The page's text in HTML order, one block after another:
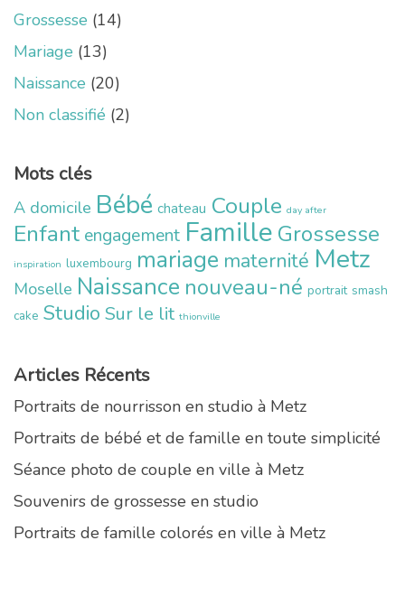
Grossesse (14)
Mariage (13)
Naissance (20)
Non classifié (2)
Mots clés
A domicile Bébé chateau Couple day after
Enfant engagement Famille Grossesse
inspiration luxembourg mariage maternité Metz
Moselle Naissance nouveau-né portrait smash
cake Studio Sur le lit thionville
Articles Récents
Portraits de nourrisson en studio à Metz
Portraits de bébé et de famille en toute simplicité
Séance photo de couple en ville à Metz
Souvenirs de grossesse en studio
Portraits de famille colorés en ville à Metz